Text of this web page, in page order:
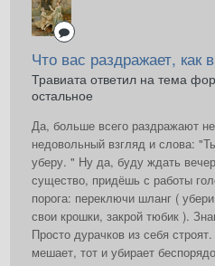
Что вас раздражает, как
Травиата ответил на тема
остальное
Да, больше всего раздражают
недовольный взгляд и слова:
уберу. " Ну да, буду ждать
существо, придёшь с работы
порога: переключи шланг (
свои крошки, закрой тюбик ).
Просто дурачков из себя
мешает, тот и убирает